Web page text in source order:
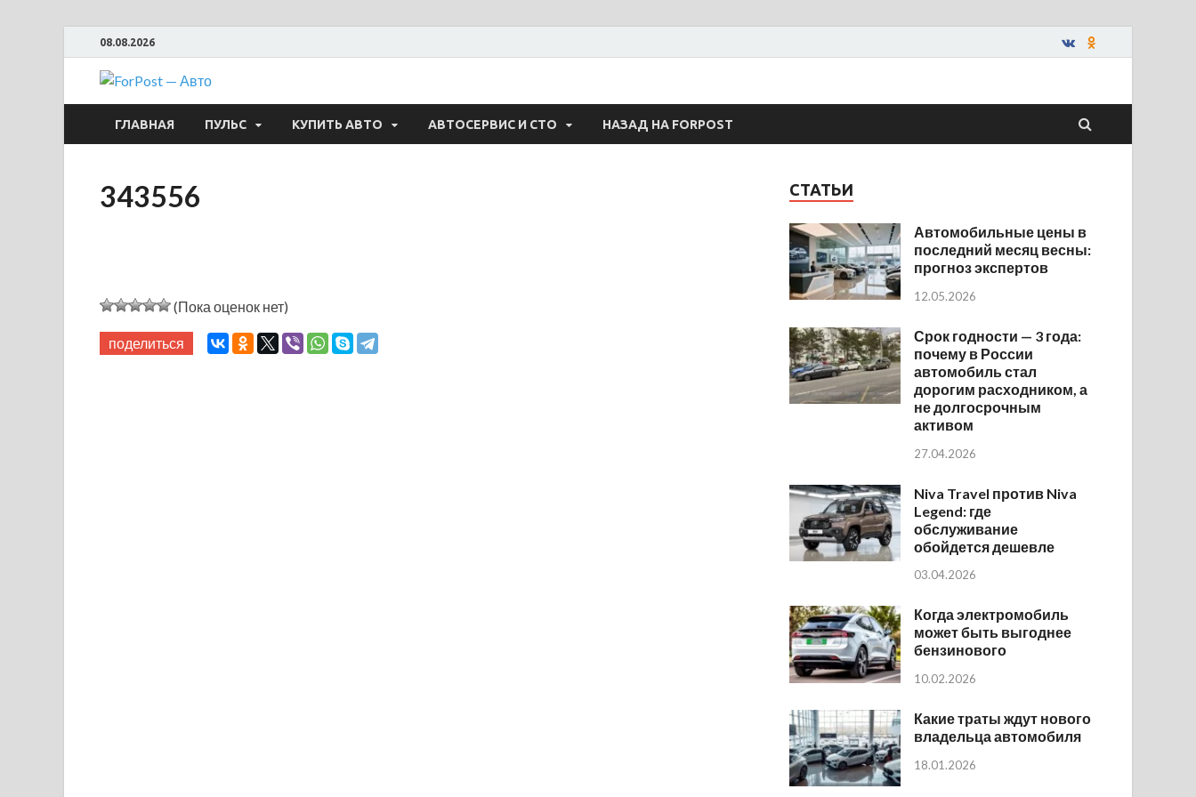
08.08.2026
ForPost — Авто
ГЛАВНАЯ ПУЛЬС КУПИТЬ АВТО АВТОСЕРВИС И СТО НАЗАД НА FORPOST
343556
(Пока оценок нет)
поделиться
СТАТЬИ
Автомобильные цены в
последний месяц весны:
прогноз экспертов
12.05.2026
Срок годности — 3 года:
почему в России
автомобиль стал
дорогим расходником, а
не долгосрочным
активом
27.04.2026
Niva Travel против Niva
Legend: где
обслуживание
обойдется дешевле
03.04.2026
Когда электромобиль
может быть выгоднее
бензинового
10.02.2026
Какие траты ждут нового
владельца автомобиля
18.01.2026